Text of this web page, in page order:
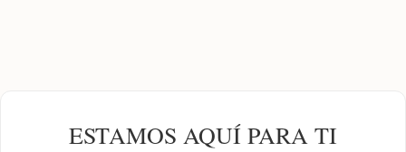
ESTAMOS AQUÍ PARA TI